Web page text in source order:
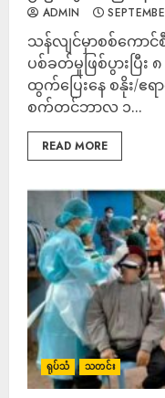
ADMIN
သန်လျင်မှာစစ်ကောင်
ပစ်ခတ်မှုဖြစ်ပွားပြီ
ထွက်ပြေးနေ စနိုး/ဧ
စက်တင်ဘာလ ၁...
READ MORE
ရုပ်သံ သတင်း